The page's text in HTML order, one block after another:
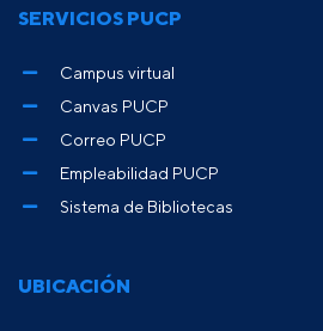
UBICACIÓN
SERVICIOS PUCP
Campus virtual
Canvas PUCP
Correo PUCP
Empleabilidad PUCP
Sistema de Bibliotecas